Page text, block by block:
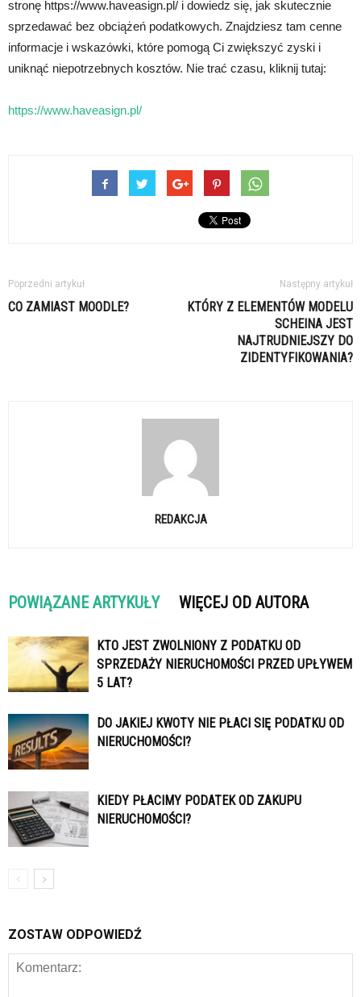
stronę https://www.haveasign.pl/ i dowiedz się, jak skutecznie
sprzedawać bez obciążeń podatkowych. Znajdziesz tam cenne
informacje i wskazówki, które pomogą Ci zwiększyć zyski i
uniknąć niepotrzebnych kosztów. Nie trać czasu, kliknij tutaj:
https://www.haveasign.pl/
Poprzedni artykuł
CO ZAMIAST MOODLE?
Następny artykuł
KTÓRY Z ELEMENTÓW MODELU
SCHEINA JEST
NAJTRUDNIEJSZY DO
ZIDENTYFIKOWANIA?
REDAKCJA
POWIĄZANE ARTYKUŁY WIĘCEJ OD AUTORA
KTO JEST ZWOLNIONY Z PODATKU OD
SPRZEDAŻY NIERUCHOMOŚCI PRZED UPŁYWEM
5 LAT?
DO JAKIEJ KWOTY NIE PŁACI SIĘ PODATKU OD
NIERUCHOMOŚCI?
KIEDY PŁACIMY PODATEK OD ZAKUPU
NIERUCHOMOŚCI?
ZOSTAW ODPOWIEDŹ